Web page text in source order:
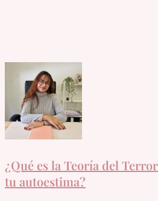
¿Qué es la Teoría del
tu autoestima?